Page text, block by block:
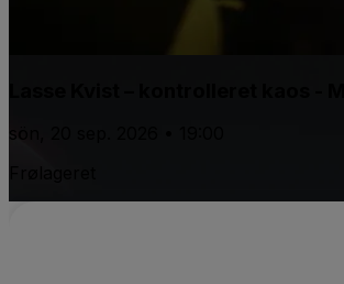
Lasse Kvist – kontrolleret kaos
sön, 20 sep. 2026 • 19:00